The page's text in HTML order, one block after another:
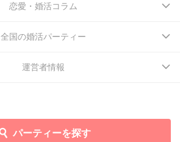
パーティーを探す
恋愛・婚活コラム
全国の婚活パーティー
運営者情報